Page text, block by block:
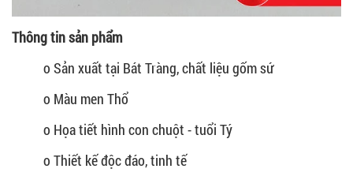
Thông tin sản phẩm
o Sản xuất tại Bát Tràng, chất liệu gốm sứ
o Màu men Thổ
o Họa tiết hình con chuột - tuổi Tý
o Thiết kế độc đáo, tinh tế